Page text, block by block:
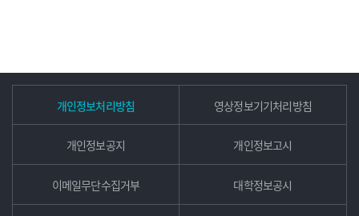
개인정보처리방침 영상정보기기처리방침
개인정보공지 개인정보고시
이메일무단수집거부 대학정보공시